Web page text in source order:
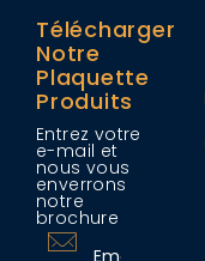
Télécharger
Notre
Plaquette
Produits
Entrez votre
e-mail et
nous vous
enverrons
notre
brochure